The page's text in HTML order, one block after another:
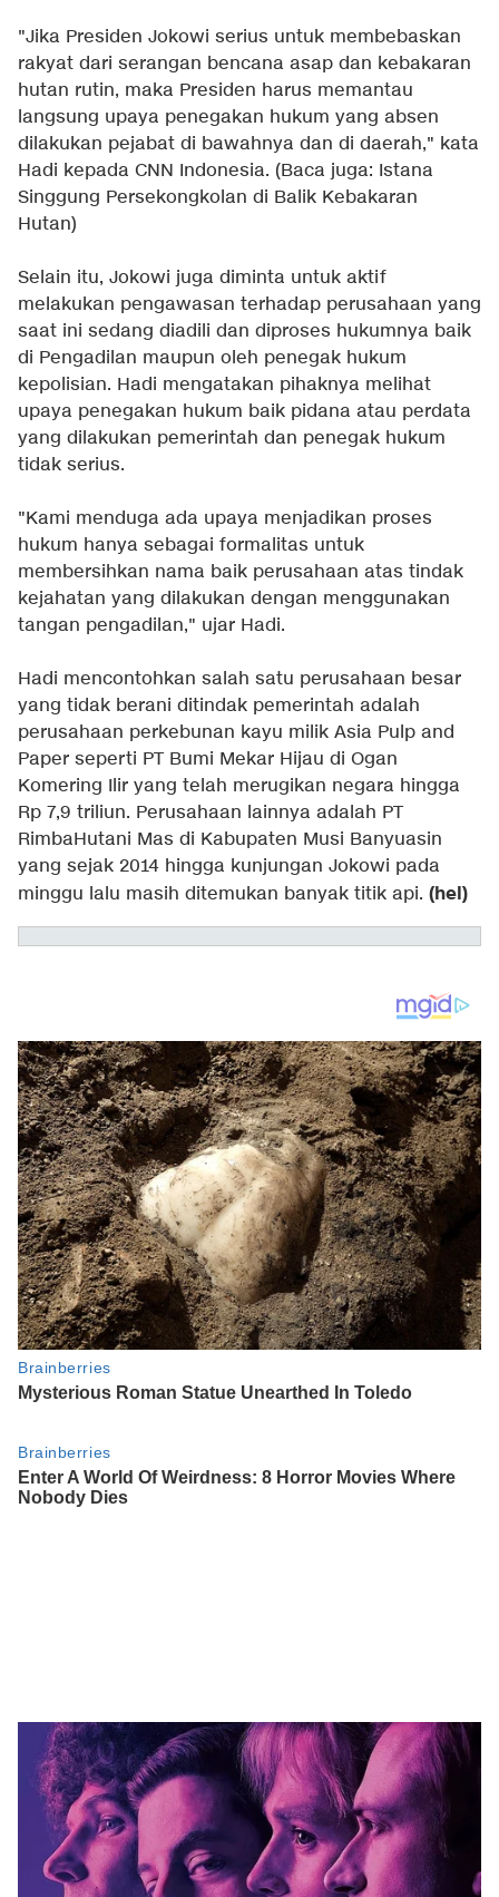
"Jika Presiden Jokowi serius untuk membebaskan
rakyat dari serangan bencana asap dan kebakaran
hutan rutin, maka Presiden harus memantau
langsung upaya penegakan hukum yang absen
dilakukan pejabat di bawahnya dan di daerah," kata
Hadi kepada CNN Indonesia. (Baca juga: Istana
Singgung Persekongkolan di Balik Kebakaran
Hutan)
Selain itu, Jokowi juga diminta untuk aktif
melakukan pengawasan terhadap perusahaan yang
saat ini sedang diadili dan diproses hukumnya baik
di Pengadilan maupun oleh penegak hukum
kepolisian. Hadi mengatakan pihaknya melihat
upaya penegakan hukum baik pidana atau perdata
yang dilakukan pemerintah dan penegak hukum
tidak serius.
"Kami menduga ada upaya menjadikan proses
hukum hanya sebagai formalitas untuk
membersihkan nama baik perusahaan atas tindak
kejahatan yang dilakukan dengan menggunakan
tangan pengadilan," ujar Hadi.
Hadi mencontohkan salah satu perusahaan besar
yang tidak berani ditindak pemerintah adalah
perusahaan perkebunan kayu milik Asia Pulp and
Paper seperti PT Bumi Mekar Hijau di Ogan
Komering Ilir yang telah merugikan negara hingga
Rp 7,9 triliun. Perusahaan lainnya adalah PT
RimbaHutani Mas di Kabupaten Musi Banyuasin
yang sejak 2014 hingga kunjungan Jokowi pada
minggu lalu masih ditemukan banyak titik api. (hel)